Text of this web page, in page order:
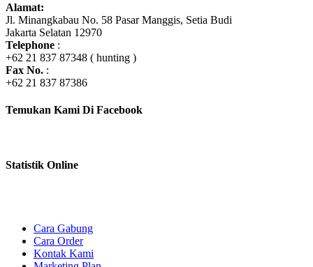
Alamat:
Jl. Minangkabau No. 58 Pasar Manggis, Setia Budi
Jakarta Selatan 12970
Telephone :
+62 21 837 87348 ( hunting )
Fax No. :
+62 21 837 87386
Temukan Kami Di Facebook
Statistik Online
Cara Gabung
Cara Order
Kontak Kami